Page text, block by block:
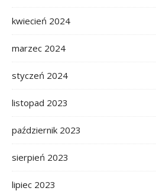
kwiecień 2024
marzec 2024
styczeń 2024
listopad 2023
październik 2023
sierpień 2023
lipiec 2023